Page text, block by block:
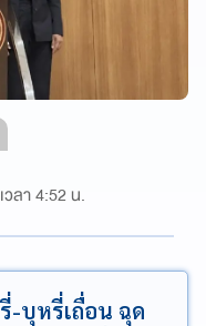
ลา 4:52 น.
-บุหรี่เถื่อน ฉุด